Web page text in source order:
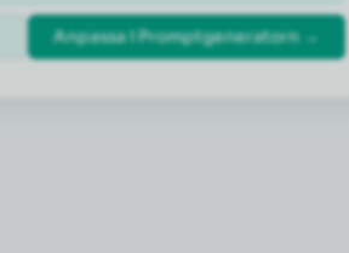
Anpassa i Promptgeneratorn →